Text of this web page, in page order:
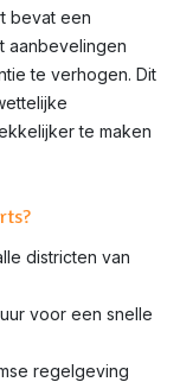
bevat een
aanbevelingen
te verhogen. Dit
te maken
districten van
voor een snelle
regelgeving